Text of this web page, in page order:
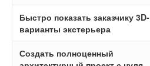
Быстро показать заказчику 3D-
варианты экстерьера
Создать полноценный